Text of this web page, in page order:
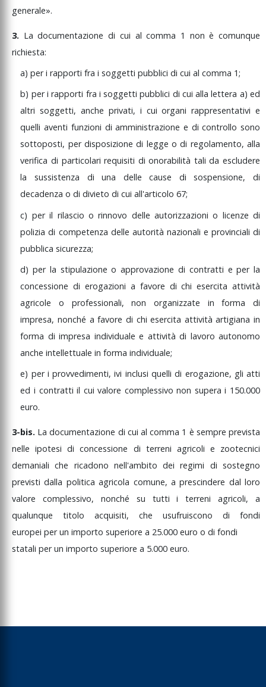
generale».
3. Ladocumentazionedi cui alcomma 1 nonècomunque
richiesta:
a)perirapportifraisoggettipubblicidicuialcomma 1;
b) perirapporti fra isoggettipubblici di cuiallalettera a)ed
altrisoggetti,anche privati, i cuiorganirappresentativie
quelliaventi funzioni diamministrazione e dicontrollosono
sottoposti, perdisposizionedi leggeodi regolamento,alla
verifica di particolarirequisiti dionorabilità talidaescludere
la sussistenza diuna dellecause disospensione,di
decadenzaodidivietodicuiall'articolo67;
c) peril rilascio orinnovo delleautorizzazionio licenzedi
poliziadi competenza delle autorità nazionali e provincialidi
pubblicasicurezza;
d)per la stipulazioneoapprovazione di contratti eperla
concessionedierogazioni a favore dichiesercitaattività
agricoleo professionali,nonorganizzate informadi
impresa,nonché afavore di chiesercita attivitàartigianain
forma diimpresa individualee attivitàdi lavoroautonomo
ancheintellettualeinformaindividuale;
e) per iprovvedimenti,ivi inclusi quellidi erogazione, gliatti
ed i contrattiil cuivalore complessivonon superai 150.000
euro.
3-bis. Ladocumentazione di cuialcomma 1 è sempreprevista
nelleipotesidiconcessione di terreni agricoli e zootecnici
demanialiche ricadono nell'ambitodeiregimi disostegno
previstidalla politicaagricola comune, aprescindere dal loro
valore complessivo, nonché su tuttiiterreniagricoli, a
qualunque titolo acquisiti, che usufruiscono di fondi
europei perun importo superiore a 25.000 euro o di fondi
statali perun importo superiore a 5.000 euro.